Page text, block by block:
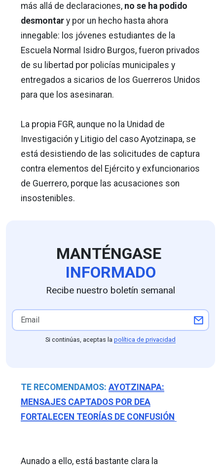
más allá de declaraciones, no se ha podido
desmontar y por un hecho hasta ahora
innegable: los jóvenes estudiantes de la
Escuela Normal Isidro Burgos, fueron privados
de su libertad por policías municipales y
entregados a sicarios de los Guerreros Unidos
para que los asesinaran.
La propia FGR, aunque no la Unidad de
Investigación y Litigio del caso Ayotzinapa, se
está desistiendo de las solicitudes de captura
contra elementos del Ejército y exfuncionarios
de Guerrero, porque las acusaciones son
insostenibles.
MANTÉNGASE
INFORMADO
Recibe nuestro boletín semanal
Si continúas, aceptas la política de privacidad
TE RECOMENDAMOS: AYOTZINAPA:
MENSAJES CAPTADOS POR DEA
FORTALECEN TEORÍAS DE CONFUSIÓN
Aunado a ello, está bastante clara la